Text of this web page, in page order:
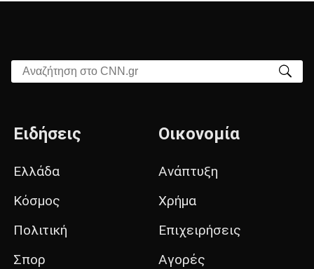
Αναζήτηση στο CNN.gr
Ειδήσεις
Ελλάδα
Κόσμος
Πολιτική
Σπορ
Οικονομία
Ανάπτυξη
Χρήμα
Επιχειρήσεις
Αγορές